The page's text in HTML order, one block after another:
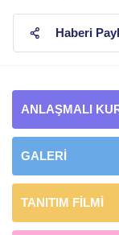
Haberi
ANLAŞMALI
GALERİ
TANITIM FİLMİ